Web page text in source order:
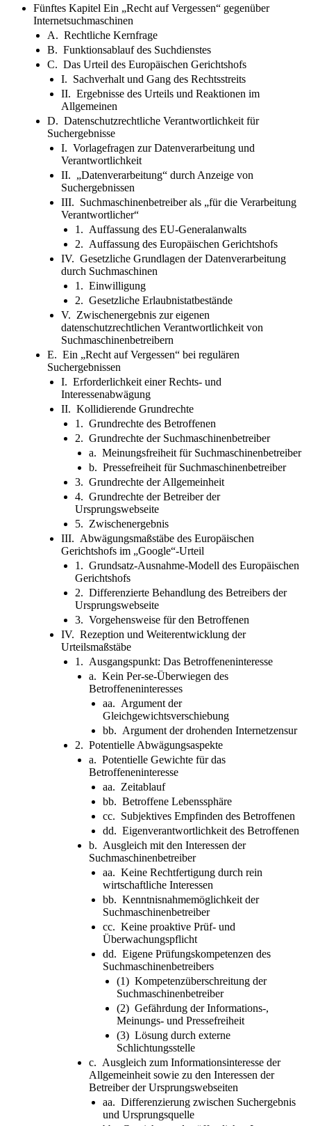
Fünftes Kapitel Ein „Recht auf Vergessen“ gegenüber
Internetsuchmaschinen
A. Rechtliche Kernfrage
B. Funktionsablauf des Suchdienstes
C. Das Urteil des Europäischen Gerichtshofs
I. Sachverhalt und Gang des Rechtsstreits
II. Ergebnisse des Urteils und Reaktionen im
Allgemeinen
D. Datenschutzrechtliche Verantwortlichkeit für
Suchergebnisse
I. Vorlagefragen zur Datenverarbeitung und
Verantwortlichkeit
II. „Datenverarbeitung“ durch Anzeige von
Suchergebnissen
III. Suchmaschinenbetreiber als „für die Verarbeitung
Verantwortlicher“
1. Auffassung des EU-Generalanwalts
2. Auffassung des Europäischen Gerichtshofs
IV. Gesetzliche Grundlagen der Datenverarbeitung
durch Suchmaschinen
1. Einwilligung
2. Gesetzliche Erlaubnistatbestände
V. Zwischenergebnis zur eigenen
datenschutzrechtlichen Verantwortlichkeit von
Suchmaschinenbetreibern
E. Ein „Recht auf Vergessen“ bei regulären
Suchergebnissen
I. Erforderlichkeit einer Rechts- und
Interessenabwägung
II. Kollidierende Grundrechte
1. Grundrechte des Betroffenen
2. Grundrechte der Suchmaschinenbetreiber
a. Meinungsfreiheit für Suchmaschinenbetreiber
b. Pressefreiheit für Suchmaschinenbetreiber
3. Grundrechte der Allgemeinheit
4. Grundrechte der Betreiber der
Ursprungswebseite
5. Zwischenergebnis
III. Abwägungsmaßstäbe des Europäischen
Gerichtshofs im „Google“-Urteil
1. Grundsatz-Ausnahme-Modell des Europäischen
Gerichtshofs
2. Differenzierte Behandlung des Betreibers der
Ursprungswebseite
3. Vorgehensweise für den Betroffenen
IV. Rezeption und Weiterentwicklung der
Urteilsmaßstäbe
1. Ausgangspunkt: Das Betroffeneninteresse
a. Kein Per-se-Überwiegen des
Betroffeneninteresses
aa. Argument der
Gleichgewichtsverschiebung
bb. Argument der drohenden Internetzensur
2. Potentielle Abwägungsaspekte
a. Potentielle Gewichte für das
Betroffeneninteresse
aa. Zeitablauf
bb. Betroffene Lebenssphäre
cc. Subjektives Empfinden des Betroffenen
dd. Eigenverantwortlichkeit des Betroffenen
b. Ausgleich mit den Interessen der
Suchmaschinenbetreiber
aa. Keine Rechtfertigung durch rein
wirtschaftliche Interessen
bb. Kenntnisnahmemöglichkeit der
Suchmaschinenbetreiber
cc. Keine proaktive Prüf- und
Überwachungspflicht
dd. Eigene Prüfungskompetenzen des
Suchmaschinenbetreibers
(1) Kompetenzüberschreitung der
Suchmaschinenbetreiber
(2) Gefährdung der Informations-,
Meinungs- und Pressefreiheit
(3) Lösung durch externe
Schlichtungsstelle
c. Ausgleich zum Informationsinteresse der
Allgemeinheit sowie zu den Interessen der
Betreiber der Ursprungswebseiten
aa. Differenzierung zwischen Suchergebnis
und Ursprungsquelle